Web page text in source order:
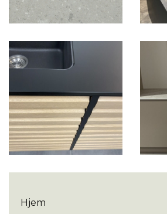
Menu
Hjem